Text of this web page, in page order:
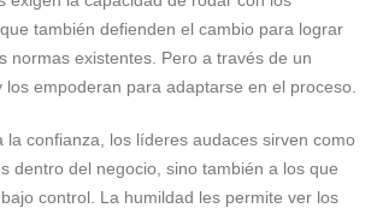
también defienden el cambio para lograr
normas existentes. Pero a través de un
empoderan para adaptarse en el proceso.
confianza, los líderes audaces sirven como
dentro del negocio, sino también a los que
control. La humildad les permite ver los